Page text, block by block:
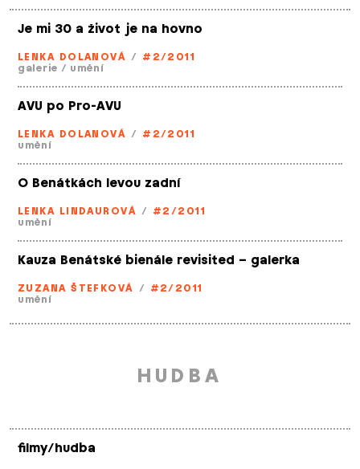
Je mi 30 a život je na hovno
LENKA DOLANOVÁ / #2/2011
galerie / umění
AVU po Pro-AVU
LENKA DOLANOVÁ / #2/2011
umění
O Benátkách levou zadní
LENKA LINDAUROVÁ / #2/2011
umění
Kauza Benátské bienále revisited – galerka
ZUZANA ŠTEFKOVÁ / #2/2011
umění
HUDBA
filmy/hudba